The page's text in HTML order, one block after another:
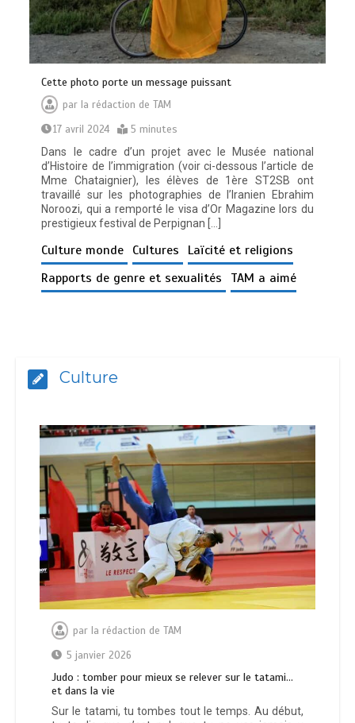
Cette photo porte un message puissant
par la rédaction de TAM
17 avril 2024
5 minutes
Dans le cadre d’un projet avec le Musée national
d’Histoire de l’immigration (voir ci-dessous l’article de
Mme Chataignier), les élèves de 1ère ST2SB ont
travaillé sur les photographies de l’Iranien Ebrahim
Noroozi, qui a remporté le visa d’Or Magazine lors du
prestigieux festival de Perpignan […]
Culture monde Cultures
Laïcité et religions
Rapports de genre et sexualités
TAM a aimé
Culture
par la rédaction de TAM
5 janvier 2026
Judo : tomber pour mieux se relever sur le tatami…
et dans la vie
Sur le tatami, tu tombes tout le temps. Au début,